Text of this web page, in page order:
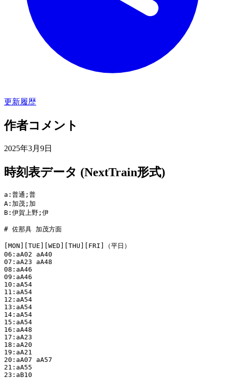
更新履歴
作者コメント
2025年3月9日
時刻表データ (NextTrain形式)
a:普通;普
A:加茂;加
B:伊賀上野;伊
# 佐那具 加茂方面
[MON][TUE][WED][THU][FRI]（平日）
06:aA02 aA40
07:aA23 aA48
08:aA46
09:aA46
10:aA54
11:aA54
12:aA54
13:aA54
14:aA54
15:aA54
16:aA48
17:aA23
18:aA20
19:aA21
20:aA07 aA57
21:aA55
23:aB10